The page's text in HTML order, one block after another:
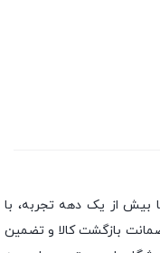
بیش از یک دهه تجربه، با
سه اصل، پرداخت در محل، ۷ روز ضمانت بازگشت کالا و تضمین